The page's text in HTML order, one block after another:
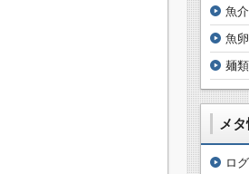
魚
魚卵
麺類
メ
ロ